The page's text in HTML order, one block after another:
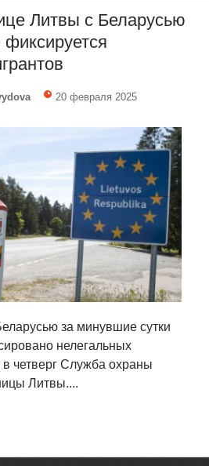
Литвы с Беларусью
20 февраля 2025
за минувшие сутки
нелегальных
четверг Служба охраны
Литвы....